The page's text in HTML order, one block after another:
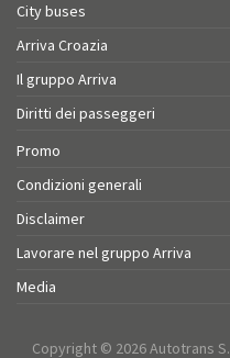
City buses
Arriva Croazia
Il gruppo Arriva
Diritti dei passeggeri
Promo
Condizioni generali
Disclaimer
Lavorare nel gruppo Arriva
Media
Copyright © 2026 Autotrans